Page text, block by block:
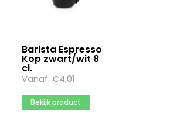
Barista Espresso
Kop zwart/wit 8
cl.
Vanaf:€4,01
Bekijk product